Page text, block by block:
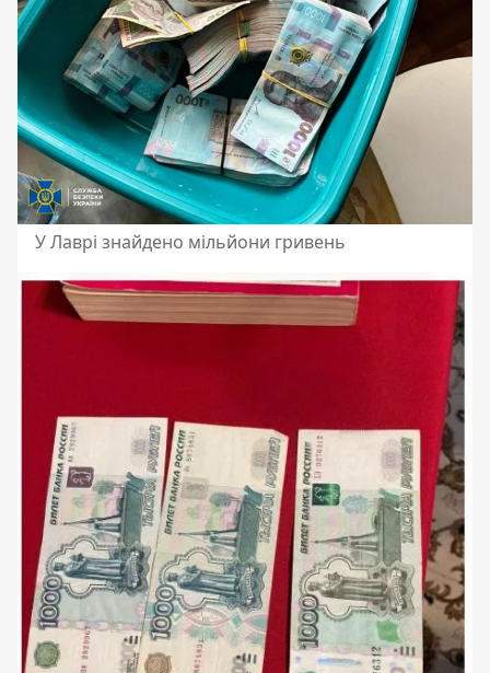
У Лаврі знайдено мільйони гривень